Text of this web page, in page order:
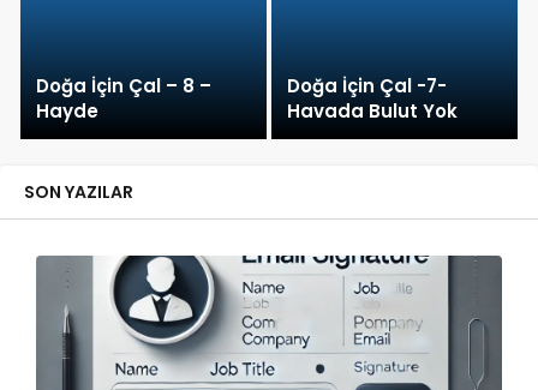
Doğa İçin Çal – 8 –
Hayde
Doğa İçin Çal -7-
Havada Bulut Yok
SON YAZILAR